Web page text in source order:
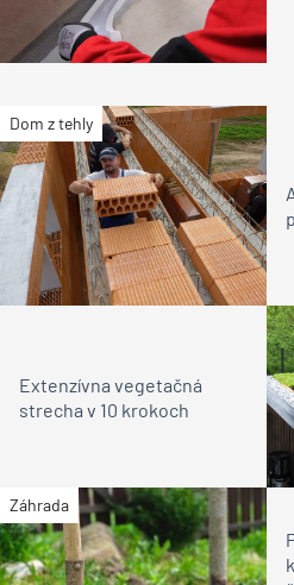
Dom z tehly
Extenzívna vegetačná
strecha v 10 krokoch
Záhrada